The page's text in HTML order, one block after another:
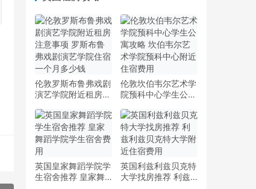
伦敦罗斯布鲁弗戏剧
演艺学院附近租房注
戏剧演艺学院住宿一
个月多少钱
伦敦坎伯韦尔艺术学
院预科中心学生公寓
学院预科中心附近住
宿费用
英国皇家舞蹈学院学
生宿舍推荐 皇家舞
英国利兹利兹贝克特
大学找房推荐 利兹